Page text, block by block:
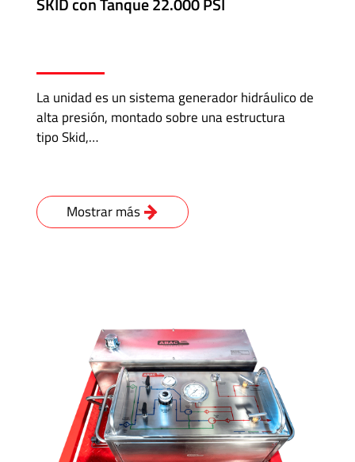
La unidad es un sistema generador hidráulico de
alta presión, montado sobre una estructura
tipo Skid,…
Mostrar más